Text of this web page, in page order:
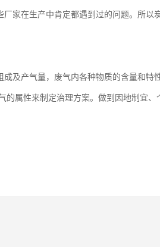
家在生产中肯定都遇到过的问题。所以
及产气量，废气内各种物质的含量和特性
的属性来制定治理方案。做到因地制宜、